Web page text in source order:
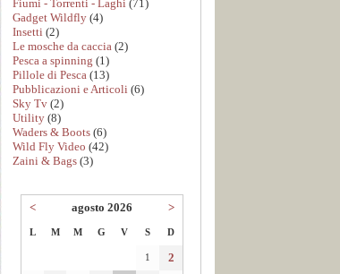
Fiumi - Torrenti - Laghi (71)
Gadget Wildfly (4)
Insetti (2)
Le mosche da caccia (2)
Pesca a spinning (1)
Pillole di Pesca (13)
Pubblicazioni e Articoli (6)
Sky Tv (2)
Utility (8)
Waders & Boots (6)
Wild Fly Video (42)
Zaini & Bags (3)
< agosto 2026 >
L M M G V S D
1 2